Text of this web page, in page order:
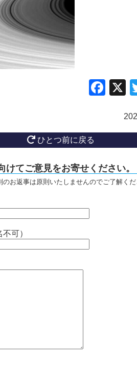
ひとつ前に戻る
けてご意見をお寄せください。
のお返事は原則いたしませんのでご了解く
可）